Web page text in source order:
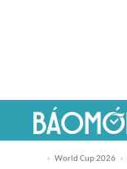
World Cup 2026